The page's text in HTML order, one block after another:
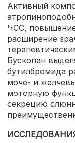
Активный
ЧСС, повышение
расширение
Бускопан
бутилбромида
моче- и
моторную
секрецию